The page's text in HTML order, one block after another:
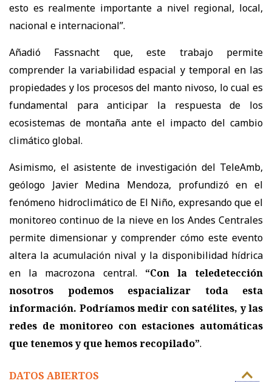
esto es realmente importante a nivel regional, local,
nacional e internacional”.
Añadió Fassnacht que, este trabajo permite
comprender la variabilidad espacial y temporal en las
propiedades y los procesos del manto nivoso, lo cual es
fundamental para anticipar la respuesta de los
ecosistemas de montaña ante el impacto del cambio
climático global.
Asimismo, el asistente de investigación del TeleAmb,
geólogo Javier Medina Mendoza, profundizó en el
fenómeno hidroclimático de El Niño, expresando que el
monitoreo continuo de la nieve en los Andes Centrales
permite dimensionar y comprender cómo este evento
altera la acumulación nival y la disponibilidad hídrica
en la macrozona central.
“Con la teledetección
nosotros podemos espacializar toda esta
información. Podríamos medir con satélites, y las
redes de monitoreo con estaciones automáticas
que tenemos y que hemos recopilado”.
DATOS ABIERTOS